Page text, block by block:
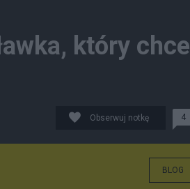
który chce
Obserwuj notkę 4
BLOG